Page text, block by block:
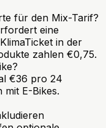
für den Mix-Tarif?
eine
in der
zahlen €0,75.
€36 pro 24
mit E-Bikes.